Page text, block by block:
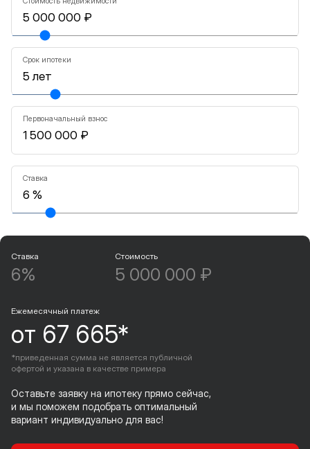
Срок ипотеки
Первоначальный взнос
Ставка
Ставка
6%
Стоимость
5 000 000 ₽
Ежемесячный платеж
от 67 665*
*приведенная сумма не является публичной
офертой и указана в качестве примера
Оставьте заявку на ипотеку прямо сейчас,
и мы поможем подобрать оптимальный
вариант индивидуально для вас!